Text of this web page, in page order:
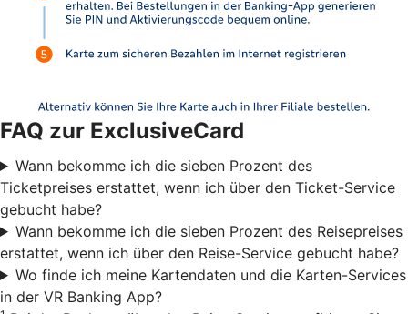
FAQ zur ExclusiveCard
Wann bekomme ich die sieben Prozent des
Ticketpreises erstattet, wenn ich über den Ticket-Service
gebucht habe?
Wann bekomme ich die sieben Prozent des Reisepreises
erstattet, wenn ich über den Reise-Service gebucht habe?
Wo finde ich meine Kartendaten und die Karten-Services
in der VR Banking App?